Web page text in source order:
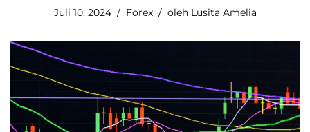
Juli 10, 2024 Forex oleh Lusita Amelia